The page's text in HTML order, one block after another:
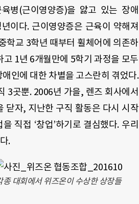
육병(근이영양증)을 앓고 있는 장애
년이다. 근이영양증은 근육이 약해져
학교 3학년 때부터 휠체어에 의존하
1년 6개월만에 5학기 과정을 모두
인에 대한 차별을 고스란히 겪었다.
3곳뿐. 2006년 가을, 렌즈 회사에서
닫자, 지난한 구직 활동은 다시 시작
직접 ‘창업’하기로 결심했다. 우리
.
종 대회에서 위즈온이 수상한 상장들